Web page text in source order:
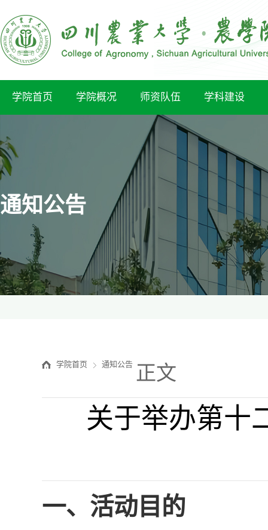
学院首页 学院概况 师资队伍 学科建设
通知公告
学院首页 通知公告 正文
关于举办第十
一、 活动 目的